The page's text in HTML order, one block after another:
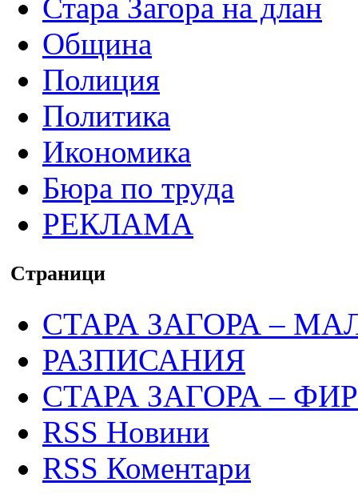
Стара Загора на длан
Община
Полиция
Политика
Икономика
Бюра по труда
РЕКЛАМА
Страници
СТАРА ЗАГОРА –
РАЗПИСАНИЯ
СТАРА ЗАГОРА –
RSS Новини
RSS Коментари